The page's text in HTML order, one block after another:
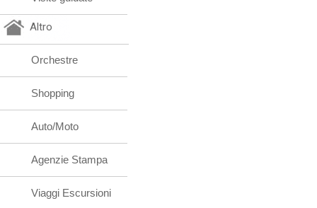
Altro
Orchestre
Shopping
Auto/Moto
Agenzie Stampa
Viaggi Escursioni